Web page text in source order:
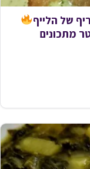
של הלייף
מתכונים